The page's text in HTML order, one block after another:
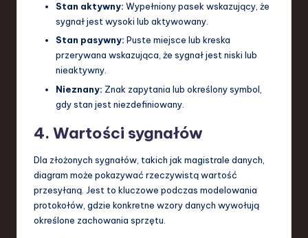
Stan aktywny: Wypełniony pasek wskazujący, że
sygnał jest wysoki lub aktywowany.
Stan pasywny: Puste miejsce lub kreska
przerywana wskazująca, że sygnał jest niski lub
nieaktywny.
Nieznany: Znak zapytania lub określony symbol,
gdy stan jest niezdefiniowany.
4. Wartości sygnałów
Dla złożonych sygnałów, takich jak magistrale danych,
diagram może pokazywać rzeczywistą wartość
przesyłaną. Jest to kluczowe podczas modelowania
protokołów, gdzie konkretne wzory danych wywołują
określone zachowania sprzętu.